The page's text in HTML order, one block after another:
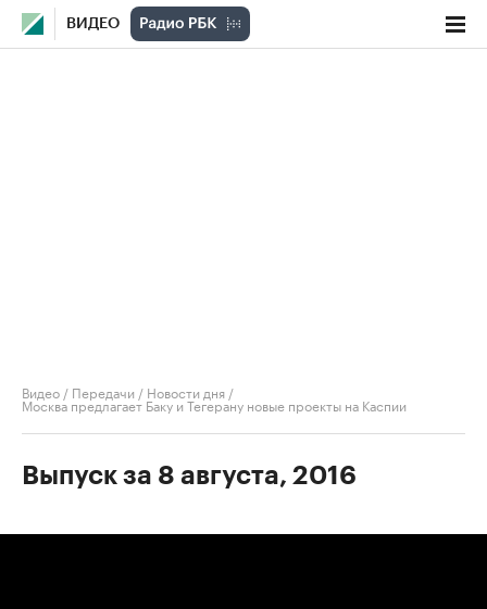
ВИДЕО
Видео / Передачи / Новости дня /
Москва предлагает Баку и Тегерану новые проекты на Каспии
Выпуск за 8 августа, 2016